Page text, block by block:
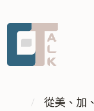
到
主
要
容
從美、加